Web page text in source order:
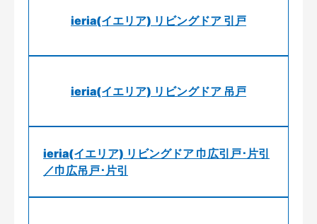
ieria(イエリア) リビングドア 引戸
ieria(イエリア) リビングドア 吊戸
ieria(イエリア) リビングドア 巾広引戸･片引
／巾広吊戸･片引